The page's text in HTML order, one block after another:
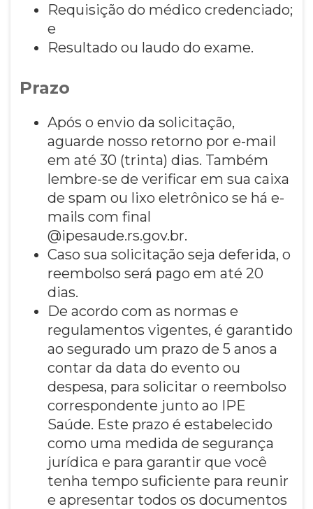
Requisição do médico credenciado;
e
Resultado ou laudo do exame.
Prazo
Após o envio da solicitação,
aguarde nosso retorno por e-mail
em até 30 (trinta) dias. Também
lembre-se de verificar em sua caixa
de spam ou lixo eletrônico se há e-
mails com final
@ipesaude.rs.gov.br.
Caso sua solicitação seja deferida, o
reembolso será pago em até 20
dias.
De acordo com as normas e
regulamentos vigentes, é garantido
ao segurado um prazo de 5 anos a
contar da data do evento ou
despesa, para solicitar o reembolso
correspondente junto ao IPE
Saúde. Este prazo é estabelecido
como uma medida de segurança
jurídica e para garantir que você
tenha tempo suficiente para reunir
e apresentar todos os documentos